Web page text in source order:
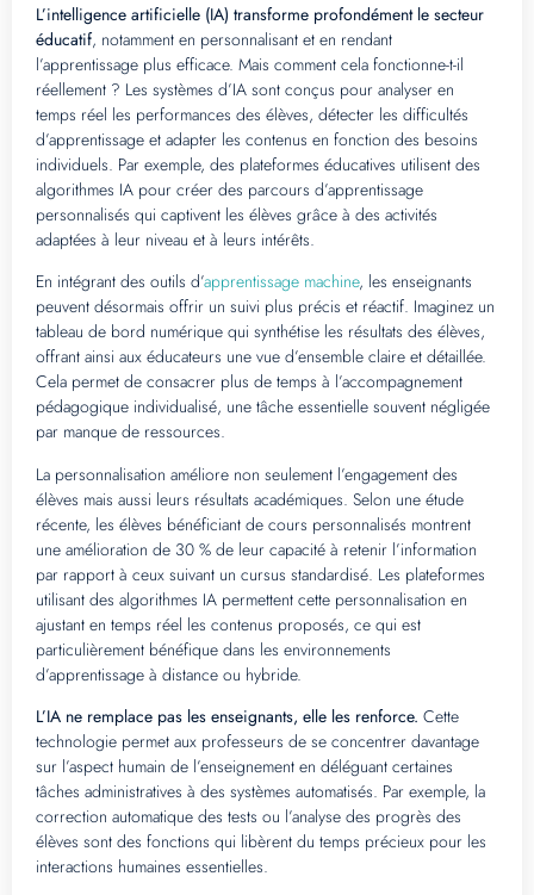
L’intelligence artificielle (IA) transforme profondément le secteur
éducatif, notamment en personnalisant et en rendant
l’apprentissage plus efficace. Mais comment cela fonctionne-t-il
réellement ? Les systèmes d’IA sont conçus pour analyser en
temps réel les performances des élèves, détecter les difficultés
d’apprentissage et adapter les contenus en fonction des besoins
individuels. Par exemple, des plateformes éducatives utilisent des
algorithmes IA pour créer des parcours d’apprentissage
personnalisés qui captivent les élèves grâce à des activités
adaptées à leur niveau et à leurs intérêts.
En intégrant des outils d’apprentissage machine, les enseignants
peuvent désormais offrir un suivi plus précis et réactif. Imaginez un
tableau de bord numérique qui synthétise les résultats des élèves,
offrant ainsi aux éducateurs une vue d’ensemble claire et détaillée.
Cela permet de consacrer plus de temps à l’accompagnement
pédagogique individualisé, une tâche essentielle souvent négligée
par manque de ressources.
La personnalisation améliore non seulement l’engagement des
élèves mais aussi leurs résultats académiques. Selon une étude
récente, les élèves bénéficiant de cours personnalisés montrent
une amélioration de 30 % de leur capacité à retenir l’information
par rapport à ceux suivant un cursus standardisé. Les plateformes
utilisant des algorithmes IA permettent cette personnalisation en
ajustant en temps réel les contenus proposés, ce qui est
particulièrement bénéfique dans les environnements
d’apprentissage à distance ou hybride.
L’IA ne remplace pas les enseignants, elle les renforce. Cette
technologie permet aux professeurs de se concentrer davantage
sur l’aspect humain de l’enseignement en déléguant certaines
tâches administratives à des systèmes automatisés. Par exemple, la
correction automatique des tests ou l’analyse des progrès des
élèves sont des fonctions qui libèrent du temps précieux pour les
interactions humaines essentielles.